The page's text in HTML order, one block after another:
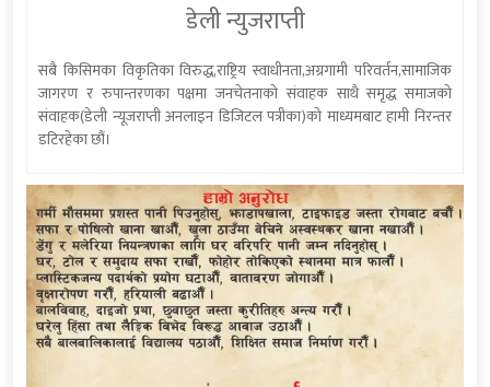
डेली न्युजराप्ती
सबै किसिमका विकृतिका विरुद्ध,राष्ट्रिय स्वाधीनता,अग्रगामी परिवर्तन,सामाजिक
जागरण र रुपान्तरणका पक्षमा जनचेतनाको संवाहक साथै समृद्ध समाजको
संवाहक(डेली न्यूजराप्ती अनलाइन डिजिटल पत्रीका)को माध्यमबाट हामी निरन्तर
डटिरहेका छौं।